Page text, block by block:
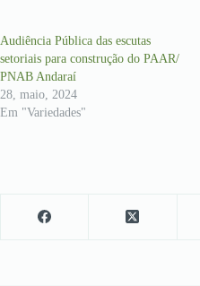
Audiência Pública das escutas
setoriais para construção do PAAR/
PNAB Andaraí
28, maio, 2024
Em "Variedades"